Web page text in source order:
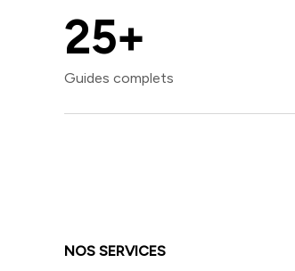
25+
Guides complets
NOS SERVICES